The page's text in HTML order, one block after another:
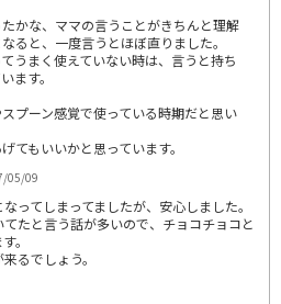
かな、ママの言うことがきちんと理解
ると、一度言うとほぼ直りました。
うまく使えていない時は、言うと持ち
ます。
プーン感覚で使っている時期だと思い
てもいいかと思っています。
05/09
ってしまってましたが、安心しました。
たと言う話が多いので、チョコチョコと
。
るでしょう。